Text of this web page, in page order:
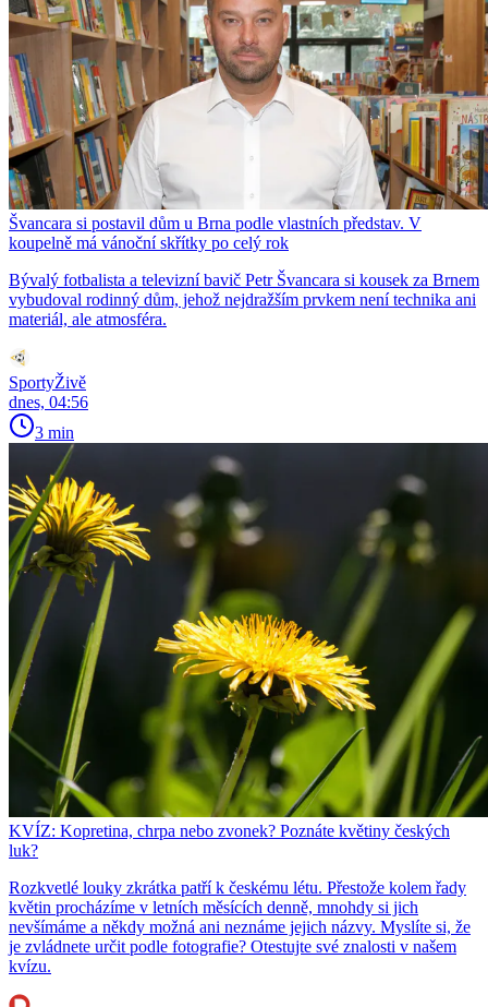
Švancara si postavil dům u Brna podle vlastních představ. V
koupelně má vánoční skřítky po celý rok
Bývalý fotbalista a televizní bavič Petr Švancara si kousek za Brnem
vybudoval rodinný dům, jehož nejdražším prvkem není technika ani
materiál, ale atmosféra.
SportyŽivě
dnes, 04:56
3 min
KVÍZ: Kopretina, chrpa nebo zvonek? Poznáte květiny českých
luk?
Rozkvetlé louky zkrátka patří k českému létu. Přestože kolem řady
květin procházíme v letních měsících denně, mnohdy si jich
nevšímáme a někdy možná ani neznáme jejich názvy. Myslíte si, že
je zvládnete určit podle fotografie? Otestujte své znalosti v našem
kvízu.